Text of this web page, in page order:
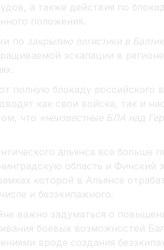
а также действия по
положения.
по закрытию логистики в
эскалации в
полную блокаду российского
как свои войска, так и
что «неизвестные БЛА над
альянса все больше
область и Финский
которой в Альянсе
и безэкипажного.
важно задуматься о
боевых возможностей
вроде создания